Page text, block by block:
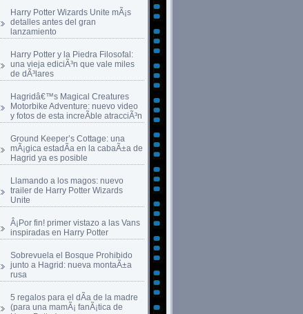
Harry Potter Wizards Unite mÃ¡s
detalles antes del gran
lanzamiento
Harry Potter y la Piedra Filosofal:
una vieja ediciÃ³n que vale miles
de dÃ³lares
Hagridâ€™s Magical Creatures
Motorbike Adventure: nuevo video
y fotos de esta increÃ­ble atracciÃ³n
Ground Keeper’s Cottage: una
mÃ¡gica estadÃ­a en la cabaÃ±a de
Hagrid ya es posible
Llamando a los magos: nuevo
trailer de Harry Potter Wizards
Unite
Â¡Por fin! primer vistazo a las Vans
inspiradas en Harry Potter
Sobrevuela el Bosque Prohibido
junto a Hagrid: nueva montaÃ±a
rusa
5 regalos para el dÃ­a de la madre
(para una mamÃ¡ fanÃ¡tica de